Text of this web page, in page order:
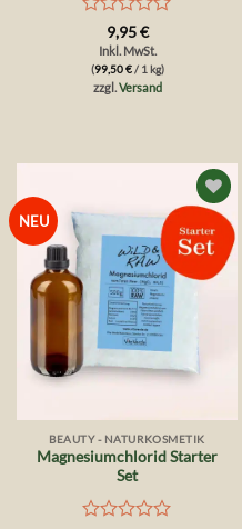
Bewertet
mit
0
von
9,95€
Inkl. MwSt.
(99,50€/ 1 kg)
zzgl.Versand
NEU
Auf die
Wunschliste
BEAUTY - NATURKOSMETIK
Magnesiumchlorid Starter
Set